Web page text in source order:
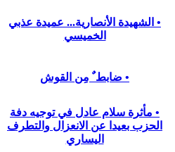
• الشهيدة الأنصارية... عميدة عذبي
الخميسي
• ضابط ٌ مِن القوش
• مأثرة سلام عادل في توجيه دفة
الحزب بعيدا عن الانعزال والتطرف
اليساري